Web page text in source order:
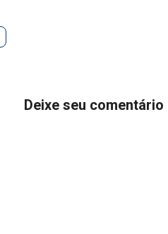
Deixe seu comentário